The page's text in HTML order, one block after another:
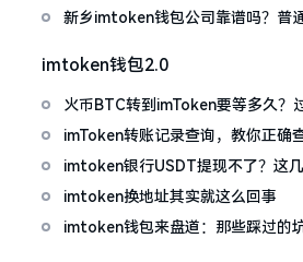
新乡imtoken钱包公司靠谱吗？普
imtoken钱包2.0
火币BTC转到imToken要等多久？
情况
imToken转账记录查询，教你正确
imtoken银行USDT提现不了？这几
搞定
imtoken换地址其实就这么回事
imtoken钱包来盘道：那些踩过的